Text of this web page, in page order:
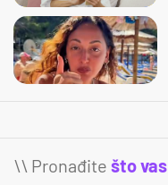
\\ Pronađite što